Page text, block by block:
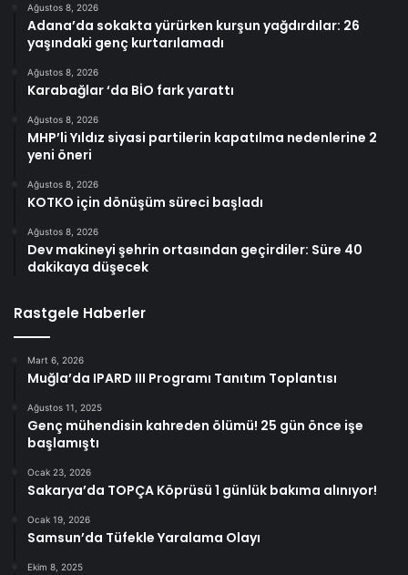
Ağustos 8, 2026
Adana’da sokakta yürürken kurşun yağdırdılar: 26
yaşındaki genç kurtarılamadı
Ağustos 8, 2026
Karabağlar ‘da BİO fark yarattı
Ağustos 8, 2026
MHP’li Yıldız siyasi partilerin kapatılma nedenlerine 2
yeni öneri
Ağustos 8, 2026
KOTKO için dönüşüm süreci başladı
Ağustos 8, 2026
Dev makineyi şehrin ortasından geçirdiler: Süre 40
dakikaya düşecek
Rastgele Haberler
Mart 6, 2026
Muğla’da IPARD III Programı Tanıtım Toplantısı
Ağustos 11, 2025
Genç mühendisin kahreden ölümü! 25 gün önce işe
başlamıştı
Ocak 23, 2026
Sakarya’da TOPÇA Köprüsü 1 günlük bakıma alınıyor!
Ocak 19, 2026
Samsun’da Tüfekle Yaralama Olayı
Ekim 8, 2025